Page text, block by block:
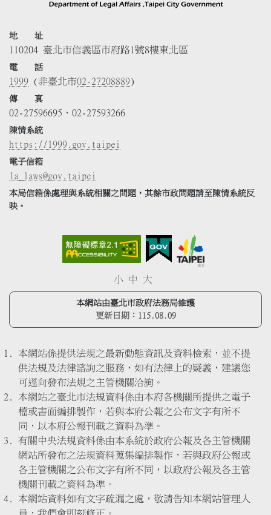
地 址
110204 臺北市信義區市府路1號8樓東北區
電 話
1999 (非臺北市02-27208889)
傳 真
02-27596695、02-27593266
陳情系統
https://1999.gov.taipei
電子信箱
la_laws@gov.taipei
本局信箱係處理與系統相關之問題，其餘市政問題請至陳情系統反
映。
小 中 大
本網站由臺北市政府法務局維護
更新日期： 115.08.09
本網站係提供法規之最新動態資訊及資料檢索，並不提
供法規及法律諮詢之服務，如有法律上的疑義，建議您
可逕向發布法規之主管機關洽詢。
本網站之臺北市法規資料係由本府各機關所提供之電子
檔或書面編排製作，若與本府公報之公布文字有所不
同，以本府公報刊載之資料為準。
有關中央法規資料係由本系統於政府公報及各主管機關
網站所發布之法規資料蒐集編排製作，若與政府公報或
各主管機關之公布文字有所不同，以政府公報及各主管
機關刊載之資料為準。
本網站資料如有文字疏漏之處，敬請告知本網站管理人
員，我們會即刻修正。